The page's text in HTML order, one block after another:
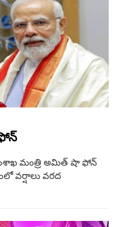
మంత్రి అమిత్ షా ఫోన్
వర్షాలు వరద